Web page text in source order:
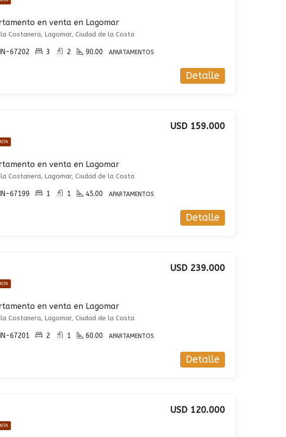
en venta en Lagomar
Costanera, Lagomar, Ciudad de la Costa
67202 3 2 90.00 APARTAMENTOS
Detalle
en venta en Lagomar
USD 159.000
Costanera, Lagomar, Ciudad de la Costa
67199 1 1 45.00 APARTAMENTOS
Detalle
en venta en Lagomar
USD 239.000
Costanera, Lagomar, Ciudad de la Costa
67201 2 1 60.00 APARTAMENTOS
Detalle
USD 120.000